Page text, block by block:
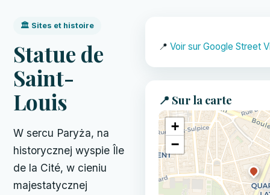
🏛️ Sites et histoire
Statue de
Saint-
Louis
W sercu Paryża, na
historycznej wyspie Île
de la Cité, w cieniu
majestatycznej
📍 Voir sur Google Street
📍 Sur la carte
+
−